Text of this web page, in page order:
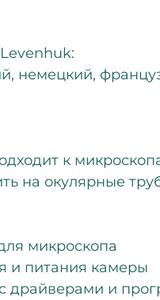
немецкий,
к
на окулярные
микроскопа
и питания камеры
драйверами и